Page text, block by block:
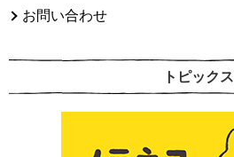
お問い合わせ
トピックス